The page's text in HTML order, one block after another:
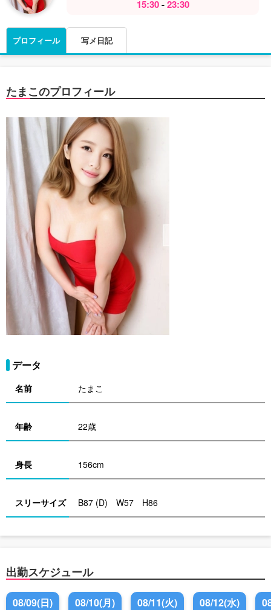
15:30 - 23:30
プロフィール 写メ日記
たまこのプロフィール
データ
名前 たまこ
年齢 22歳
身長 156cm
スリーサイズ B87 (D) W57 H86
出勤スケジュール
08/09(日)
08/10(月)
08/11(火)
08/12(水)